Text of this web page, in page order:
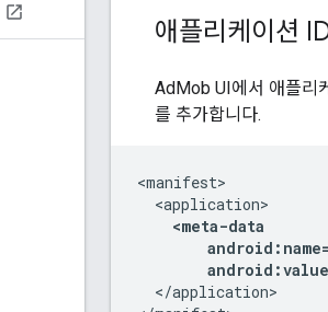
애플리케이션
AdMob UI에서 애플리
를 추가합니다.
</application>